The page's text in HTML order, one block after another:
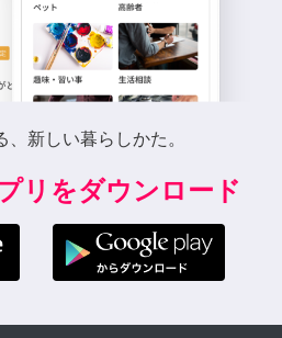
、新しい暮らしかた。
リをダウンロード